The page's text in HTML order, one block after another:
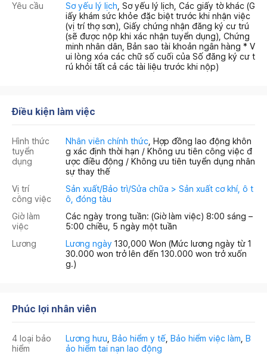
Yêu cầu Sơ yếu lý lịch , Sơ yếu lý lịch, Các giấy tờ khác (G
iấy khám sức khỏe đặc biệt trước khi nhận việc
(vị trí thợ sơn), Giấy chứng nhận đăng ký cư trú
(sẽ được nộp khi xác nhận tuyển dụng), Chứng
minh nhân dân, Bản sao tài khoản ngân hàng * V
ui lòng xóa các chữ số cuối của Số đăng ký cư t
rú khỏi tất cả các tài liệu trước khi nộp)
Điều kiện làm việc
Hình thức
tuyển
dụng
Nhân viên chính thức , Hợp đồng lao động khôn
g xác định thời hạn / Không ưu tiên công việc đ
ược điều động / Không ưu tiên tuyển dụng nhân
sự thay thế
Vị trí
công việc
Sản xuất/Bảo trì/Sửa chữa > Sản xuất cơ khí, ô t
ô, đóng tàu
Giờ làm
việc
Các ngày trong tuần: (Giờ làm việc) 8:00 sáng –
5:00 chiều, 5 ngày một tuần
Lương
Lương ngày 130,000 Won (Mức lương ngày từ 1
30.000 won trở lên đến 130.000 won trở xuốn
g.)
Phúc lợi nhân viên
4 loại bảo
hiểm
Lương hưu Bảo hiểm y tế Bảo hiểm việc làm B
ảo hiểm tai nạn lao động